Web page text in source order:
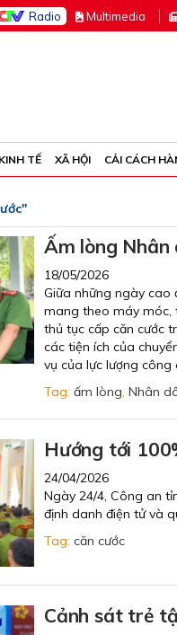
Radio Multimedia
KINH TẾ XÃ HỘI CẢI CÁCH
Ấm lòng Nhân
18/05/2026
Giữa những ngày cao
mang theo máy móc,
thủ tục cấp căn cước
các tiện ích của
vụ của lực lượng
Tag: ấm lòng, Nhân
Hướng tới
24/04/2026
Ngày 24/4, Công an
định danh điện tử và
Tag: căn cước
Cảnh sát trẻ